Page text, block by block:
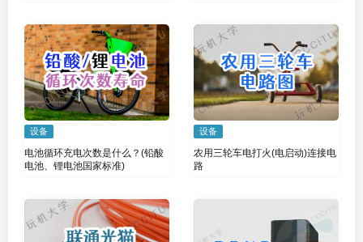
设备
电池循环充电次数是什么？(铅酸
电池、锂电池国家标准)
设备
农用三轮车电打火(电启动)连接电
路